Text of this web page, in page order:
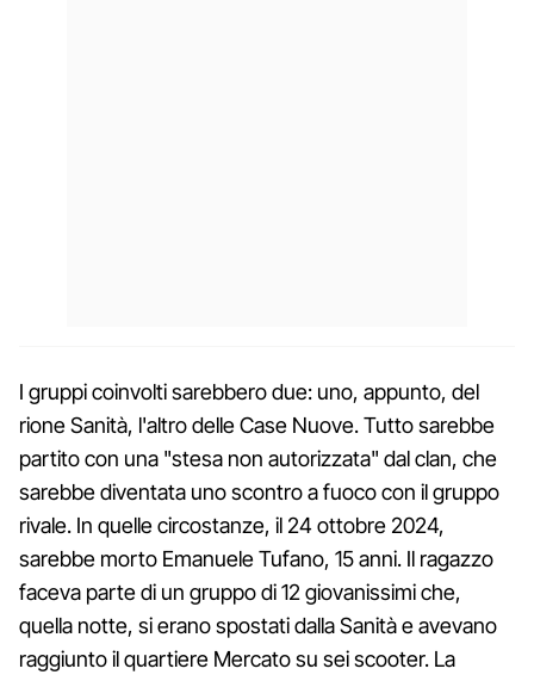
I gruppi coinvolti sarebbero due: uno, appunto, del
rione Sanità, l'altro delle Case Nuove. Tutto sarebbe
partito con una "stesa non autorizzata" dal clan, che
sarebbe diventata uno scontro a fuoco con il gruppo
rivale. In quelle circostanze, il 24 ottobre 2024,
sarebbe morto Emanuele Tufano, 15 anni. Il ragazzo
faceva parte di un gruppo di 12 giovanissimi che,
quella notte, si erano spostati dalla Sanità e avevano
raggiunto il quartiere Mercato su sei scooter. La